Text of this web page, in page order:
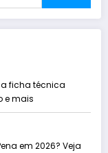
a ficha técnica
e mais
em 2026? Veja